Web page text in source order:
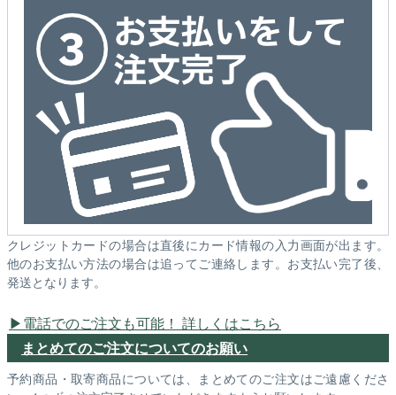
クレジットカードの場合は直後にカード情報の入力画面が出ます。
他のお支払い方法の場合は追ってご連絡します。お支払い完了後、
発送となります。
電話でのご注文も可能！ 詳しくはこちら
まとめてのご注文についてのお願い
予約商品・取寄商品については、まとめてのご注文はご遠慮くださ